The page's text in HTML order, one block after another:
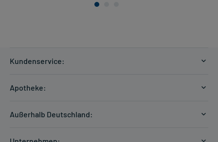
Kundenservice:
Zahlungsarten
Hilfe
Apotheke:
Außerhalb Deutschland: